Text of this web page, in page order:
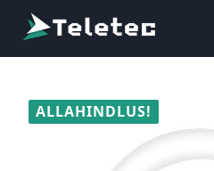
ALLAHINDLUS!